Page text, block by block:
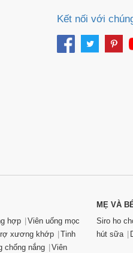
Kết nối với
hợp
Viên uống mọc
xương khớp
Tinh
chống nắng
Viên
MẸ VÀ
Siro ho
hút sữa